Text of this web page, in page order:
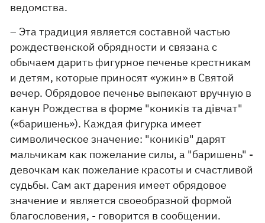
ведомства.
– Эта традиция является составной частью
рождественской обрядности и связана с
обычаем дарить фигурное печенье крестникам
и детям, которые приносят «ужин» в Святой
вечер. Обрядовое печенье выпекают вручную в
канун Рождества в форме "коників та дівчат"
(«баришень»). Каждая фигурка имеет
символическое значение: "коників" дарят
мальчикам как пожелание силы, а "баришень" -
девочкам как пожелание красоты и счастливой
судьбы. Сам акт дарения имеет обрядовое
значение и является своеобразной формой
благословения, - говорится в сообщении.